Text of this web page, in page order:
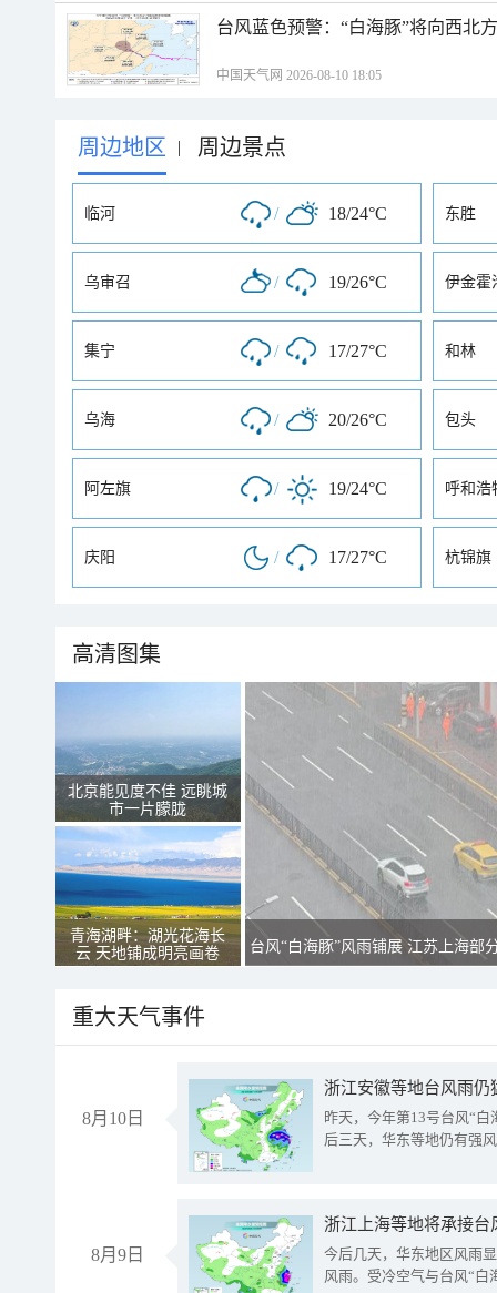
台风蓝色预警：“白海豚”将向西北
中国天气网 2026-08-10 18:05
周边地区 | 周边景点
临河 / 18/24°C 东胜
乌审召 / 19/26°C 伊金霍
集宁 / 17/27°C 和林
乌海 / 20/26°C 包头
阿左旗 / 19/24°C 呼和浩
庆阳 / 17/27°C 杭锦旗
高清图集
北京能见度不佳 远眺城
市一片朦胧
青海湖畔：湖光花海长
云 天地铺成明亮画卷
台风“白海豚”风雨铺展 江苏上海部
重大天气事件
8月10日
浙江安徽等地台风雨
昨天，今年第13号台风“
后三天，华东等地仍有强
8月9日
浙江上海等地将承接台
今后几天，华东地区风雨
风雨。受冷空气与台风“白